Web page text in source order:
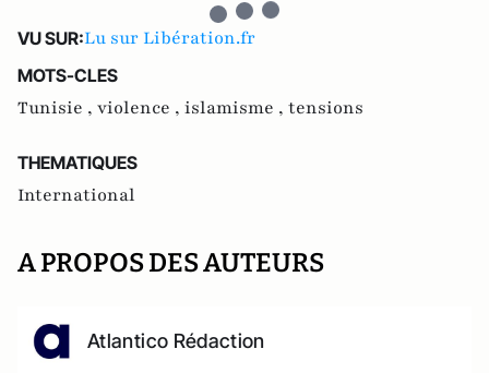
VU SUR:Lu sur Libération.fr
MOTS-CLES
Tunisie , violence , islamisme , tensions
THEMATIQUES
International
A PROPOS DES AUTEURS
Atlantico Rédaction